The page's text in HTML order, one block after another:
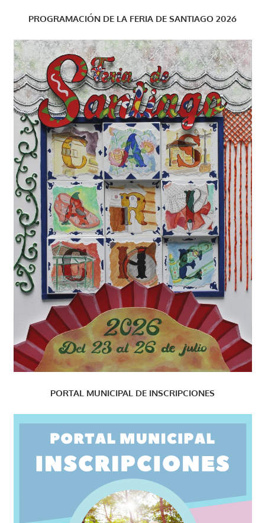
PROGRAMACIÓN DE LA FERIA DE SANTIAGO 2026
PORTAL MUNICIPAL DE INSCRIPCIONES